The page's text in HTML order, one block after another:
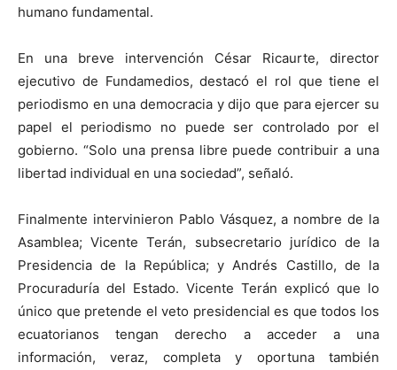
humano fundamental.
En una breve intervención César Ricaurte, director
ejecutivo de Fundamedios, destacó el rol que tiene el
periodismo en una democracia y dijo que para ejercer su
papel el periodismo no puede ser controlado por el
gobierno. “Solo una prensa libre puede contribuir a una
libertad individual en una sociedad”, señaló.
Finalmente intervinieron Pablo Vásquez, a nombre de la
Asamblea; Vicente Terán, subsecretario jurídico de la
Presidencia de la República; y Andrés Castillo, de la
Procuraduría del Estado. Vicente Terán explicó que lo
único que pretende el veto presidencial es que todos los
ecuatorianos tengan derecho a acceder a una
información, veraz, completa y oportuna también